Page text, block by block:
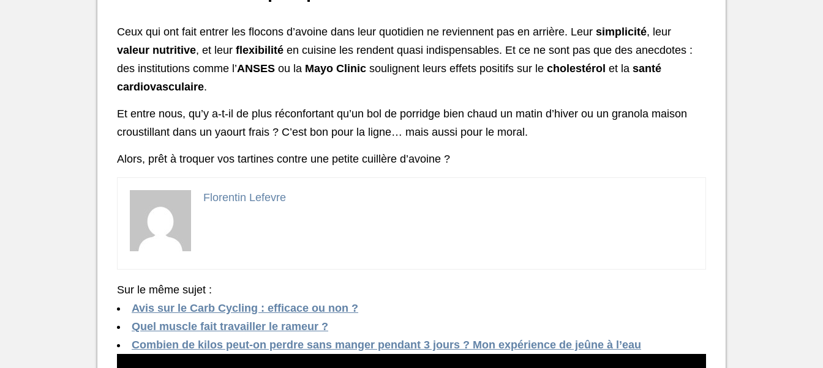
Ceux qui ont fait entrer les flocons d’avoine dans leur quotidien ne reviennent pas en arrière. Leur simplicité, leur
valeur nutritive, et leur flexibilité en cuisine les rendent quasi indispensables. Et ce ne sont pas que des anecdotes :
des institutions comme l’ANSES ou la Mayo Clinic soulignent leurs effets positifs sur le cholestérol et la santé
cardiovasculaire.
Et entre nous, qu’y a-t-il de plus réconfortant qu’un bol de porridge bien chaud un matin d’hiver ou un granola maison
croustillant dans un yaourt frais ? C’est bon pour la ligne… mais aussi pour le moral.
Alors, prêt à troquer vos tartines contre une petite cuillère d’avoine ?
Florentin Lefevre
Sur le même sujet :
Avis sur le Carb Cycling : efficace ou non ?
Quel muscle fait travailler le rameur ?
Combien de kilos peut-on perdre sans manger pendant 3 jours ? Mon expérience de jeûne à l’eau